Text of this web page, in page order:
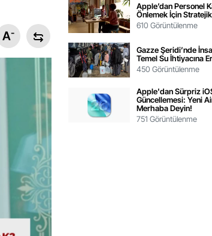
A-
Apple’dan Personel
Önlemek İçin
610 Görüntülenme
Gazze Şeridi’nde
Temel Su İhtiyacına
450 Görüntülenme
Apple'dan Sürpriz
Güncellemesi: Yeni
Merhaba Deyin!
751 Görüntülenme